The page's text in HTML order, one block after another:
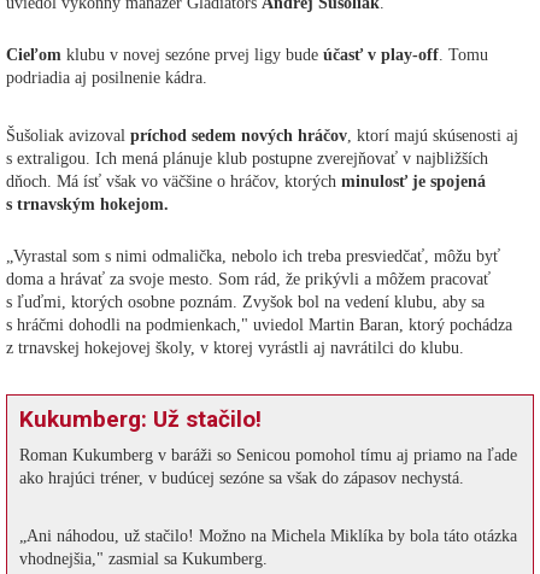
Cieľom klubu v novej sezóne prvej ligy bude účasť v play-off . Tomu
podriadia aj posilnenie kádra.
Šušoliak avizoval príchod sedem nových hráčov , ktorí majú skúsenosti aj
s extraligou. Ich mená plánuje klub postupne zverejňovať v najbližších
dňoch. Má ísť však vo väčšine o hráčov, ktorých minulosť je spojená
s trnavským hokejom.
„Vyrastal som s nimi odmalička, nebolo ich treba presviedčať, môžu byť
doma a hrávať za svoje mesto. Som rád, že prikývli a môžem pracovať
s ľuďmi, ktorých osobne poznám. Zvyšok bol na vedení klubu, aby sa
s hráčmi dohodli na podmienkach," uviedol Martin Baran, ktorý pochádza
z trnavskej hokejovej školy, v ktorej vyrástli aj navrátilci do klubu.
Kukumberg: Už stačilo!
Roman Kukumberg v baráži so Senicou pomohol tímu aj priamo na ľade
ako hrajúci tréner, v budúcej sezóne sa však do zápasov nechystá.
„Ani náhodou, už stačilo! Možno na Michela Miklíka by bola táto otázka
vhodnejšia," zasmial sa Kukumberg.